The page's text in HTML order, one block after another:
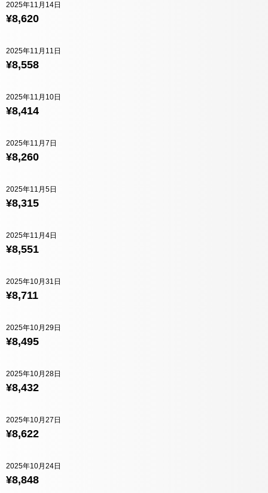
¥8,620
2025年11月14日
¥8,558
2025年11月11日
¥8,414
2025年11月10日
¥8,260
2025年11月7日
¥8,315
2025年11月5日
¥8,551
2025年11月4日
¥8,711
2025年10月31日
¥8,495
2025年10月29日
¥8,432
2025年10月28日
¥8,622
2025年10月27日
¥8,848
2025年10月24日